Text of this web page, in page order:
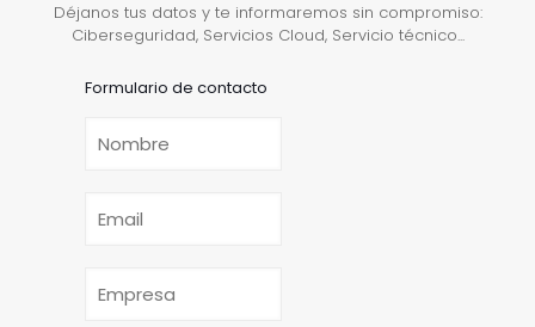
Déjanos tus datos y te informaremos sin compromiso:
Ciberseguridad, Servicios Cloud, Servicio técnico...
Formulario de contacto